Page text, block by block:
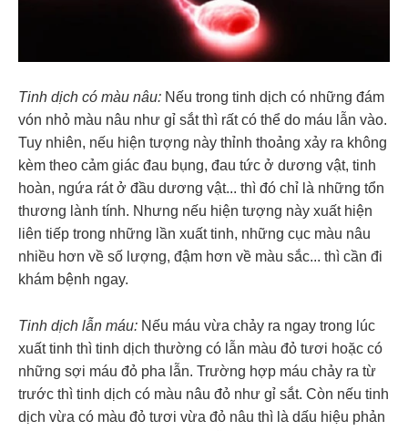
Tinh dịch có màu nâu: Nếu trong tinh dịch có những đám
vón nhỏ màu nâu như gỉ sắt thì rất có thể do máu lẫn vào.
Tuy nhiên, nếu hiện tượng này thỉnh thoảng xảy ra không
kèm theo cảm giác đau bụng, đau tức ở dương vật, tinh
hoàn, ngứa rát ở đầu dương vật... thì đó chỉ là những tổn
thương lành tính. Nhưng nếu hiện tượng này xuất hiện
liên tiếp trong những lần xuất tinh, những cục màu nâu
nhiều hơn về số lượng, đậm hơn về màu sắc... thì cần đi
khám bệnh ngay.
Tinh dịch lẫn máu: Nếu máu vừa chảy ra ngay trong lúc
xuất tinh thì tinh dịch thường có lẫn màu đỏ tươi hoặc có
những sợi máu đỏ pha lẫn. Trường hợp máu chảy ra từ
trước thì tinh dịch có màu nâu đỏ như gỉ sắt. Còn nếu tinh
dịch vừa có màu đỏ tươi vừa đỏ nâu thì là dấu hiệu phản